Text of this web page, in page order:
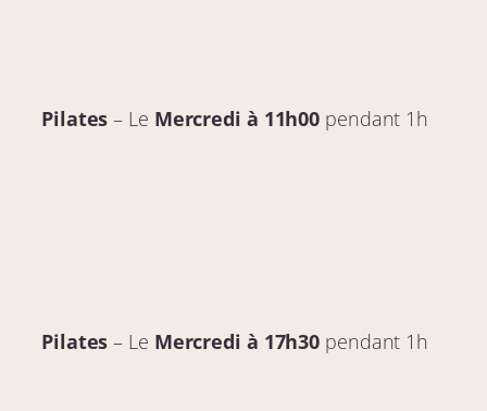
Pilates – Le Mercredi à 11h00 pendant 1h
Pilates – Le Mercredi à 17h30 pendant 1h